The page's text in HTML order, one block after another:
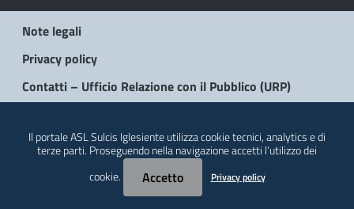
Note legali
Privacy policy
Contatti – Ufficio Relazione con il Pubblico (URP)
Il portale ASL Sulcis Iglesiente utilizza cookie tecnici, analytics e di
terze parti. Proseguendo nella navigazione accetti l’utilizzo dei
cookie.
Accetto Privacy policy